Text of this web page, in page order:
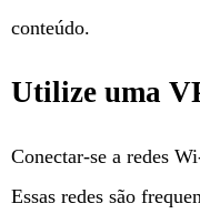
conteúdo.
Utilize uma
Conectar-se a redes
Essas redes são